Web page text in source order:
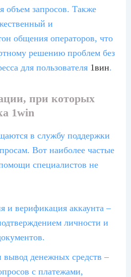
объем запросов. Также
и
общения операторов, что
решению проблем без
для пользователя 1вин.
при которых
1win
в службу поддержки
Вот наиболее частые
специалистов не
и верификация аккаунта –
личности и
вывод денежных средств –
с платежами,